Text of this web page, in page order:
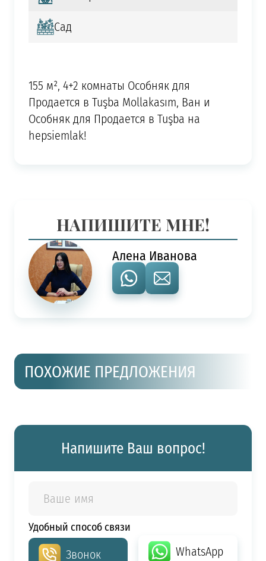
Сад
155 м², 4+2 комнаты Особняк для
Продается в Tuşba Mollakasım, Ван и
Особняк для Продается в Tuşba на
hepsiemlak!
НАПИШИТЕ МНЕ!
Алена Иванова
ПОХОЖИЕ ПРЕДЛОЖЕНИЯ
Напишите Ваш вопрос!
Удобный способ связи
Звонок WhatsApp